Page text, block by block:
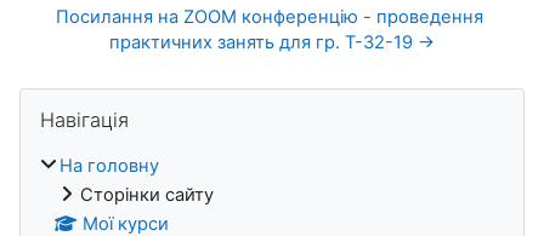
Посилання на ZOOM конференцію - проведення
практичних занять для гр. Т-32-19 →
Блоки
Навігація
На головну
Сторінки сайту
Мої курси